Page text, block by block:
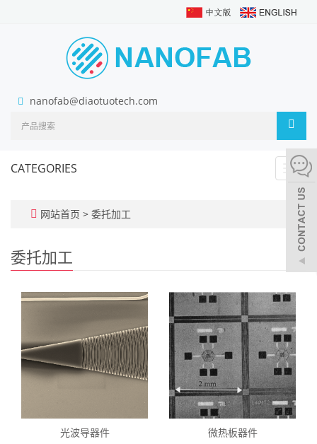
nanofab@diaotuotech.com
CATEGORIES
网站首页 > 委托加工
委托加工
光波导器件 微热板器件